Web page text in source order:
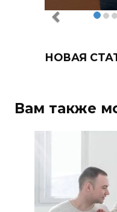
НОВАЯ
Вам также